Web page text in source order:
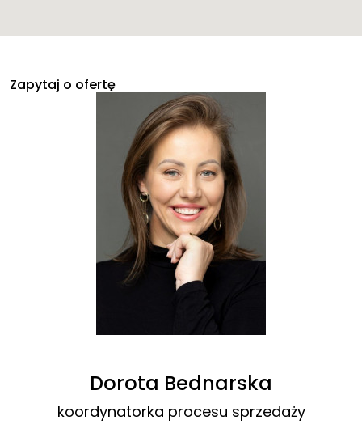
Zapytaj o ofertę
Dorota Bednarska
koordynatorka procesu sprzedaży